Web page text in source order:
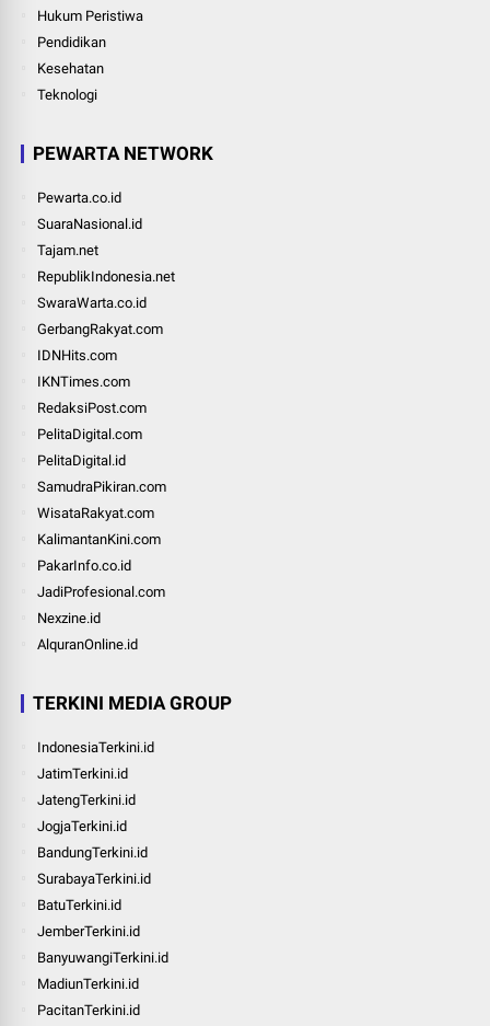
Hukum Peristiwa
Pendidikan
Kesehatan
Teknologi
PEWARTA NETWORK
Pewarta.co.id
SuaraNasional.id
Tajam.net
RepublikIndonesia.net
SwaraWarta.co.id
GerbangRakyat.com
IDNHits.com
IKNTimes.com
RedaksiPost.com
PelitaDigital.com
PelitaDigital.id
SamudraPikiran.com
WisataRakyat.com
KalimantanKini.com
PakarInfo.co.id
JadiProfesional.com
Nexzine.id
AlquranOnline.id
TERKINI MEDIA GROUP
IndonesiaTerkini.id
JatimTerkini.id
JatengTerkini.id
JogjaTerkini.id
BandungTerkini.id
SurabayaTerkini.id
BatuTerkini.id
JemberTerkini.id
BanyuwangiTerkini.id
MadiunTerkini.id
PacitanTerkini.id